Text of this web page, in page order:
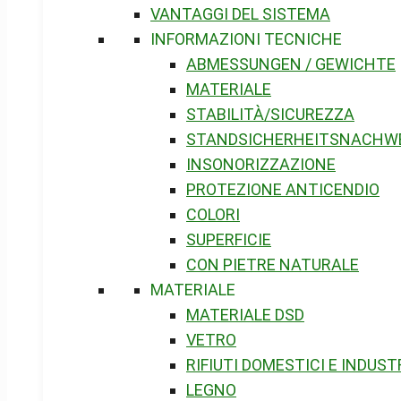
VANTAGGI DEL SISTEMA
INFORMAZIONI TECNICHE
ABMESSUNGEN / GEWICHTE
MATERIALE
STABILITÀ/SICUREZZA
INSONORIZZAZIONE
PROTEZIONE ANTICENDIO
COLORI
SUPERFICIE
CON PIETRE NATURALE
MATERIALE
MATERIALE DSD
VETRO
RIFIUTI DOMESTICI E
LEGNO